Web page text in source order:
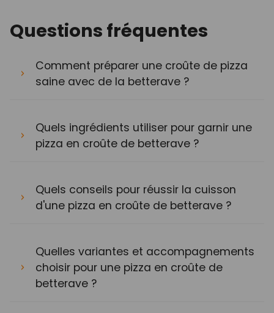
Questions fréquentes
Comment préparer une croûte de pizza
saine avec de la betterave ?
Quels ingrédients utiliser pour garnir une
pizza en croûte de betterave ?
Quels conseils pour réussir la cuisson
d'une pizza en croûte de betterave ?
Quelles variantes et accompagnements
choisir pour une pizza en croûte de
betterave ?